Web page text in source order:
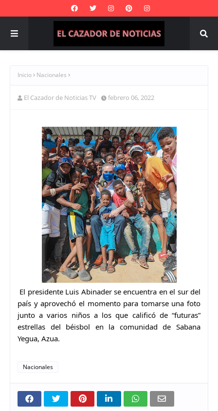
Inicio Nacionales
El Cazador de Noticias TV febrero 06, 2022
El presidente Luis Abinader se encuentra en el sur del
país y aprovechó el momento para tomarse una foto
junto a varios niños a los que calificó de “futuras”
estrellas del béisbol en la comunidad de Sabana
Yegua, Azua.
Nacionales